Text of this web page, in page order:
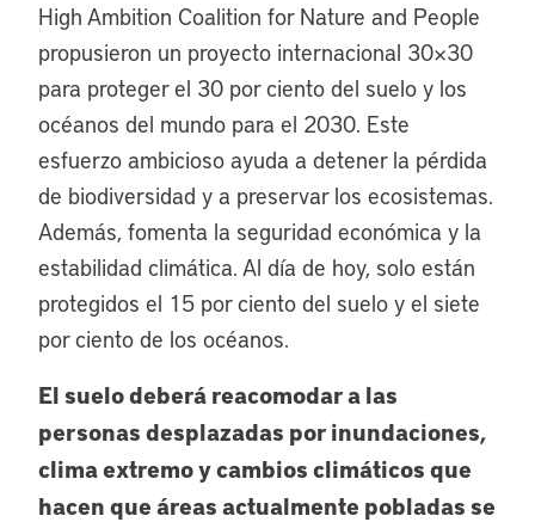
High Ambition Coalition for Nature and People
propusieron un proyecto internacional 30×30
para proteger el 30 por ciento del suelo y los
océanos del mundo para el 2030. Este
esfuerzo ambicioso ayuda a detener la pérdida
de biodiversidad y a preservar los ecosistemas.
Además, fomenta la seguridad económica y la
estabilidad climática. Al día de hoy, solo están
protegidos el 15 por ciento del suelo y el siete
por ciento de los océanos.
El suelo deberá reacomodar a las
personas desplazadas por inundaciones,
clima extremo y cambios climáticos que
hacen que áreas actualmente pobladas se